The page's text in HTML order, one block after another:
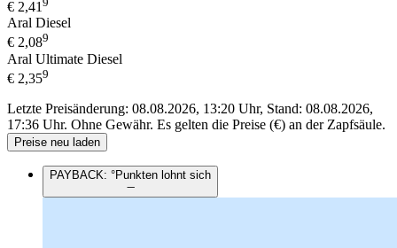
€ 2,41
Aral Diesel
€ 2,089
Aral Ultimate Diesel
€ 2,359
Letzte Preisänderung: 08.08.2026, 13:20 Uhr, Stand: 08.08.2026,
17:36 Uhr. Ohne Gewähr. Es gelten die Preise (€) an der Zapfsäule.
Preise neu laden
PAYBACK: °Punkten lohnt sich